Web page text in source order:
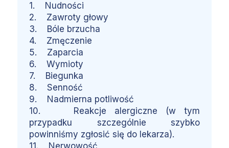
1. Nudności
2. Zawroty głowy
3. Bóle brzucha
4. Zmęczenie
5. Zaparcia
6. Wymioty
7. Biegunka
8. Senność
9. Nadmierna potliwość
10. Reakcje alergiczne (w tym
przypadku szczególnie szybko
powinniśmy zgłosić się do lekarza).
11. Nerwowość